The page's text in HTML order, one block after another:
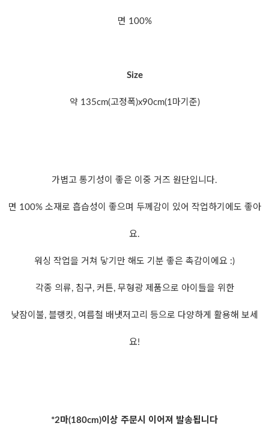
면 100%
Size
약 135cm(고정폭)x90cm(1마기준)
가볍고 통기성이 좋은 이중 거즈 원단입니다.
면 100% 소재로 흡습성이 좋으며 두께감이 있어 작업하기에도 좋아
요.
워싱 작업을 거쳐 닿기만 해도 기분 좋은 촉감이에요 :)
각종 의류, 침구, 커튼, 무형광 제품으로 아이들을 위한
낮잠이불, 블랭킷, 여름철 배냇저고리 등으로 다양하게 활용해 보세
요!
*2마(180cm)이상 주문시 이어져 발송됩니다